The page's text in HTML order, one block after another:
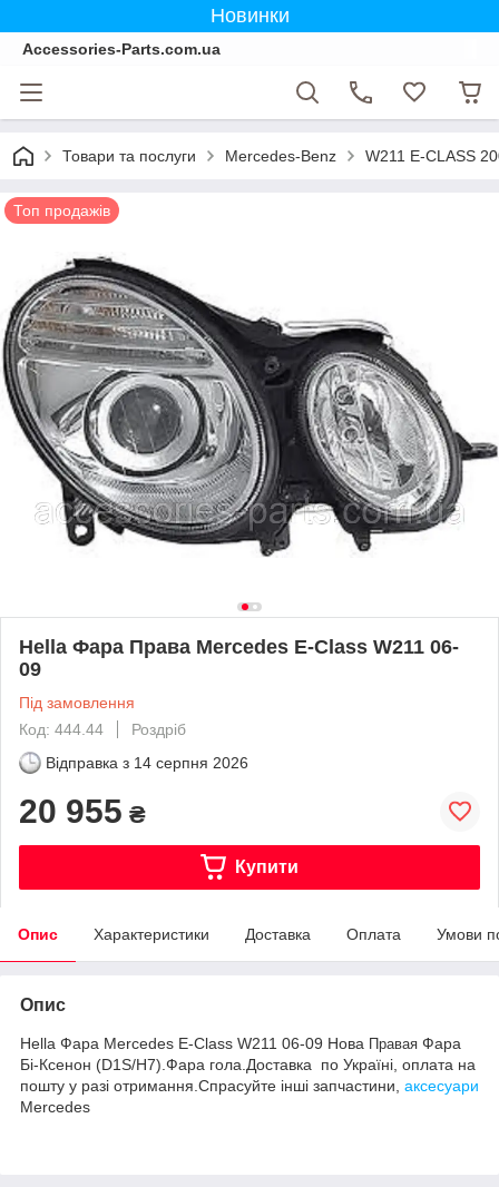
Новинки
Accessories-Parts.com.ua
Товари та послуги Mercedes-Benz W211 E-CLASS
Топ продажів
Hella Фара Права Mercedes E-Class W211 06-
09
Під замовлення
Код: 444.44
Роздріб
Відправка з 14 серпня 2026
20 955 ₴
Купити
Опис Характеристики Доставка Оплата Умови
Опис
Hella Фара Mercedes E-Class W211 06-09 Нова Правая Фара
Бі-Ксенон (D1S/H7).Фара гола.Доставка по Україні, оплата на
пошту у разі отримання.Спрасуйте інші запчастини, аксесуари
Mercedes